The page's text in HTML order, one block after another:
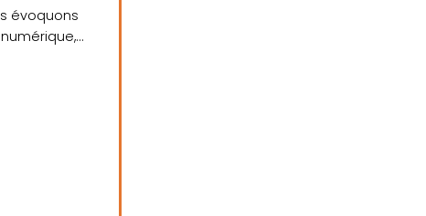
évoquons